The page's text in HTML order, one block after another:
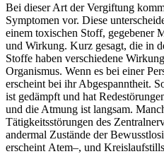
Bei dieser Art der Vergiftung
Symptomen vor. Diese
einem toxischen Stoff, gegebener
und Wirkung. Kurz gesagt, die in
Stoffe haben verschiedene
Organismus. Wenn es bei einer
erscheint bei ihr Abgespanntheit.
ist gedämpft und hat
und die Atmung ist langsam.
Tätigkeitsstörungen des
andermal Zustände der
erscheint Atem–, und